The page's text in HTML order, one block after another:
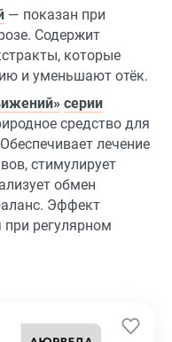
— показан при
Содержит
которые
и уменьшают отёк.
серии
средство для
лечение
стимулирует
обмен
Эффект
регулярном